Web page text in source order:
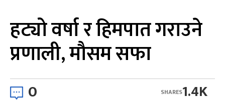
हट्यो वर्षा र हिमपात गराउने
प्रणाली, मौसम सफा
0 1.4K
SHARES